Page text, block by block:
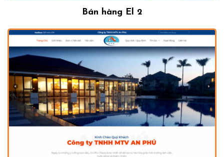
Bán hàng El 2